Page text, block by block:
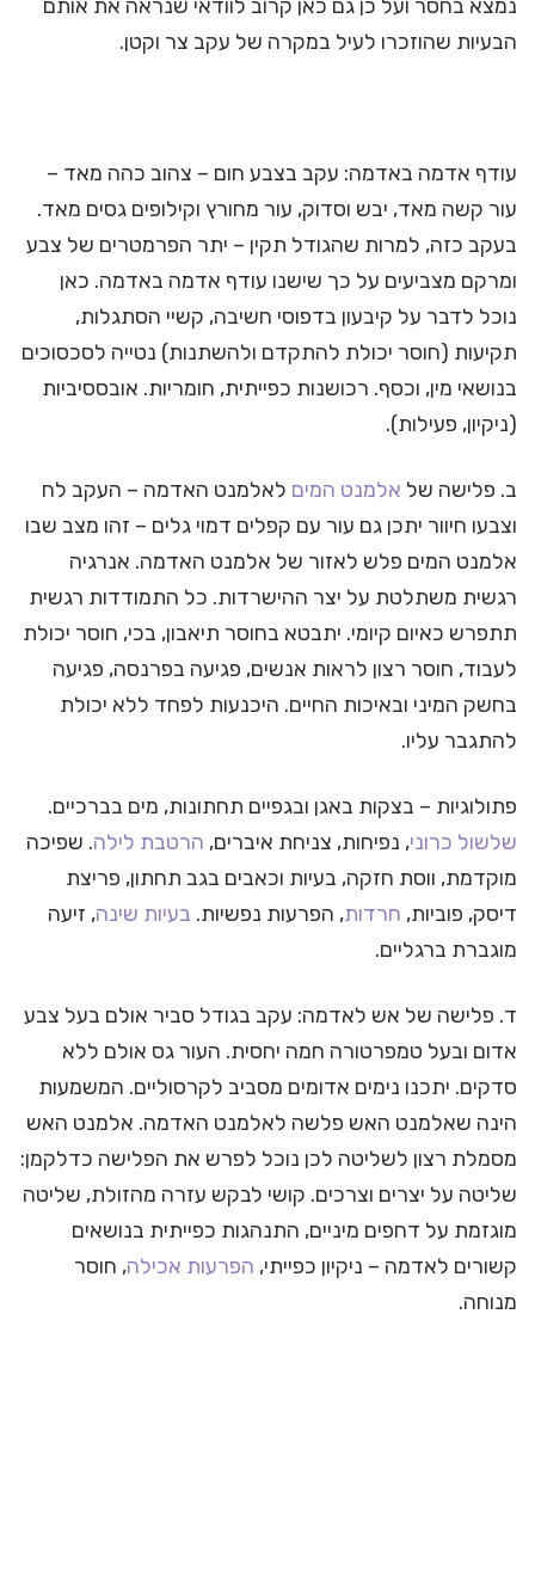
נמצא בחסר ועל כן גם כאן קרוב לוודאי שנראה את אותם
הבעיות שהוזכרו לעיל במקרה של עקב צר וקטן.
עודף אדמה באדמה: עקב בצבע חום – צהוב כהה מאד –
עור קשה מאד, יבש וסדוק, עור מחורץ וקילופים גסים מאד.
בעקב כזה, למרות שהגודל תקין – יתר הפרמטרים של צבע
ומרקם מצביעים על כך שישנו עודף אדמה באדמה. כאן
נוכל לדבר על קיבעון בדפוסי חשיבה, קשיי הסתגלות,
תקיעות (חוסר יכולת להתקדם ולהשתנות) נטייה לסכסוכים
בנושאי מין, וכסף. רכושנות כפייתית, חומריות. אובססיביות
(ניקיון, פעילות).
ב. פלישה של אלמנט המים לאלמנט האדמה – העקב לח
וצבעו חיוור יתכן גם עור עם קפלים דמוי גלים – זהו מצב שבו
אלמנט המים פלש לאזור של אלמנט האדמה. אנרגיה
רגשית משתלטת על יצר ההישרדות. כל התמודדות רגשית
תתפרש כאיום קיומי. יתבטא בחוסר תיאבון, בכי, חוסר יכולת
לעבוד, חוסר רצון לראות אנשים, פגיעה בפרנסה, פגיעה
בחשק המיני ובאיכות החיים. היכנעות לפחד ללא יכולת
להתגבר עליו.
פתולוגיות – בצקות באגן ובגפיים תחתונות, מים בברכיים.
שלשול כרוני, נפיחות, צניחת איברים, הרטבת לילה. שפיכה
מוקדמת, ווסת חזקה, בעיות וכאבים בגב תחתון, פריצת
דיסק, פוביות, חרדות, הפרעות נפשיות. בעיות שינה, זיעה
מוגברת ברגליים.
ד. פלישה של אש לאדמה: עקב בגודל סביר אולם בעל צבע
אדום ובעל טמפרטורה חמה יחסית. העור גס אולם ללא
סדקים. יתכנו נימים אדומים מסביב לקרסוליים. המשמעות
הינה שאלמנט האש פלשה לאלמנט האדמה. אלמנט האש
מסמלת רצון לשליטה לכן נוכל לפרש את הפלישה כדלקמן:
שליטה על יצרים וצרכים. קושי לבקש עזרה מהזולת, שליטה
מוגזמת על דחפים מיניים, התנהגות כפייתית בנושאים
קשורים לאדמה – ניקיון כפייתי, הפרעות אכילה, חוסר
מנוחה.